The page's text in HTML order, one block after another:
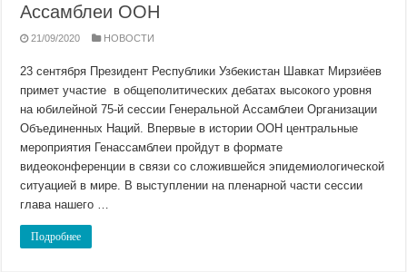
Ассамблеи ООН
21/09/2020 НОВОСТИ
23 сентября Президент Республики Узбекистан Шавкат Мирзиёев
примет участие в общеполитических дебатах высокого уровня
на юбилейной 75-й сессии Генеральной Ассамблеи Организации
Объединенных Наций. Впервые в истории ООН центральные
мероприятия Генассамблеи пройдут в формате
видеоконференции в связи со сложившейся эпидемиологической
ситуацией в мире. В выступлении на пленарной части сессии
глава нашего …
Подробнее